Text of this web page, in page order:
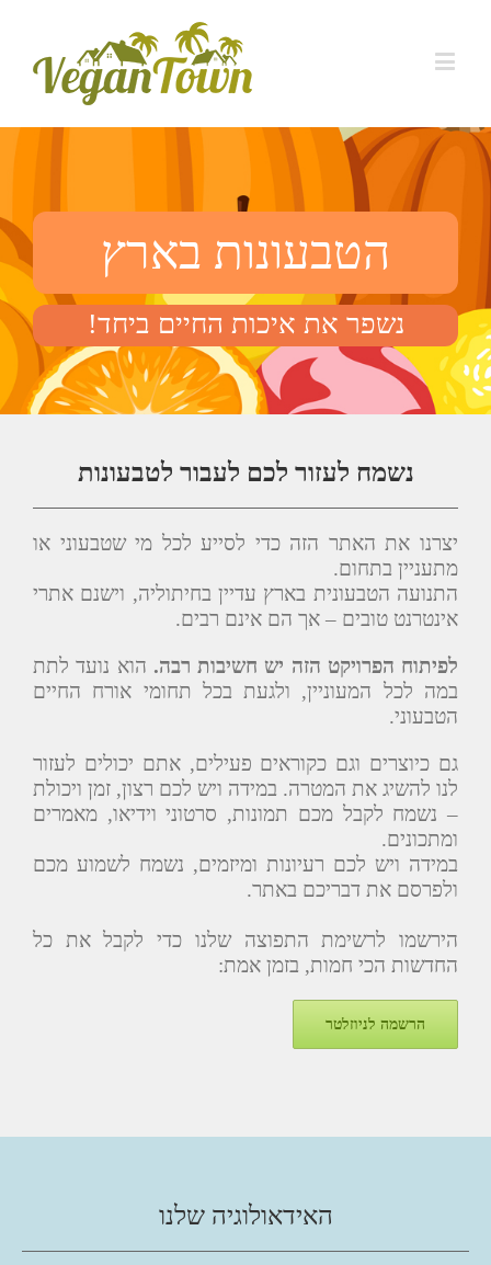
הטבעונות בארץ
נשפר את איכות החיים ביחד!
נשמח לעזור לכם לעבור לטבעונות
יצרנו את האתר הזה כדי לסייע לכל מי שטבעוני או
מתעניין בתחום.
התנועה הטבעונית בארץ עדיין בחיתוליה, וישנם אתרי
אינטרנט טובים – אך הם אינם רבים.
לפיתוח הפרויקט הזה יש חשיבות רבה. הוא נועד לתת
במה לכל המעוניין, ולגעת בכל תחומי אורח החיים
הטבעוני.
גם כיוצרים וגם כקוראים פעילים, אתם יכולים לעזור
לנו להשיג את המטרה. במידה ויש לכם רצון, זמן ויכולת
– נשמח לקבל מכם תמונות, סרטוני וידיאו, מאמרים
ומתכונים.
במידה ויש לכם רעיונות ומיזמים, נשמח לשמוע מכם
ולפרסם את דבריכם באתר.
הירשמו לרשימת התפוצה שלנו כדי לקבל את כל
החדשות הכי חמות, בזמן אמת:
הרשמה לניוזלטר
האידאולוגיה שלנו